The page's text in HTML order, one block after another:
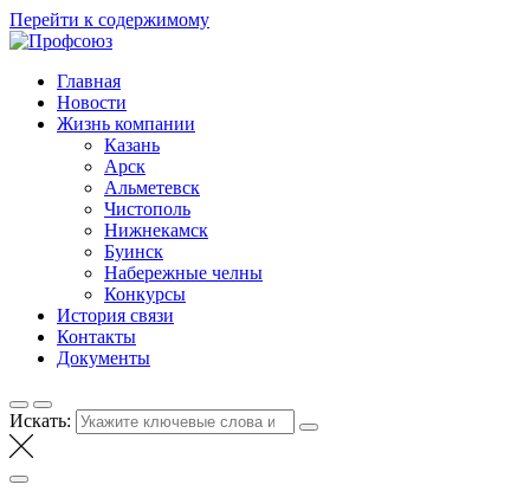
Перейти к содержимому
Таттелеком
Главная
Новости
Жизнь компании
Казань
Арск
Альметевск
Чистополь
Нижнекамск
Буинск
Набережные челны
Конкурсы
История связи
Контакты
Документы
Искать: